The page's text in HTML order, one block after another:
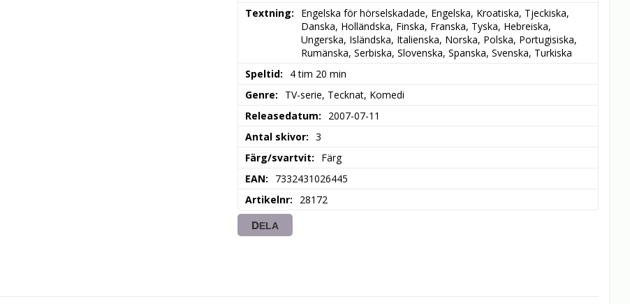
Textning
Engelska för hörselskadade, Engelska, Kroatiska, Tjeckiska,
Danska, Holländska, Finska, Franska, Tyska, Hebreiska,
Ungerska, Isländska, Italienska, Norska, Polska, Portugisiska,
Rumänska, Serbiska, Slovenska, Spanska, Svenska, Turkiska
Speltid
4 tim 20 min
Genre
TV-serie, Tecknat, Komedi
Releasedatum
2007-07-11
Antal skivor
3
Färg/svartvit
Färg
EAN
7332431026445
Artikelnr
28172
DELA